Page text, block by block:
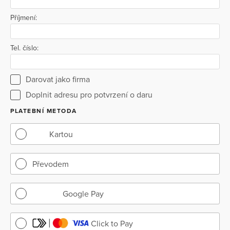
pomáháme. Ať to mají lehčí. Váš dar je mimořádně
důležitý. Spolu to dokážeme.
Příjmení:
Tel. číslo:
Darovat jako firma
Doplnit adresu pro potvrzení o daru
PLATEBNÍ METODA
Kartou
Převodem
Google Pay
Click to Pay